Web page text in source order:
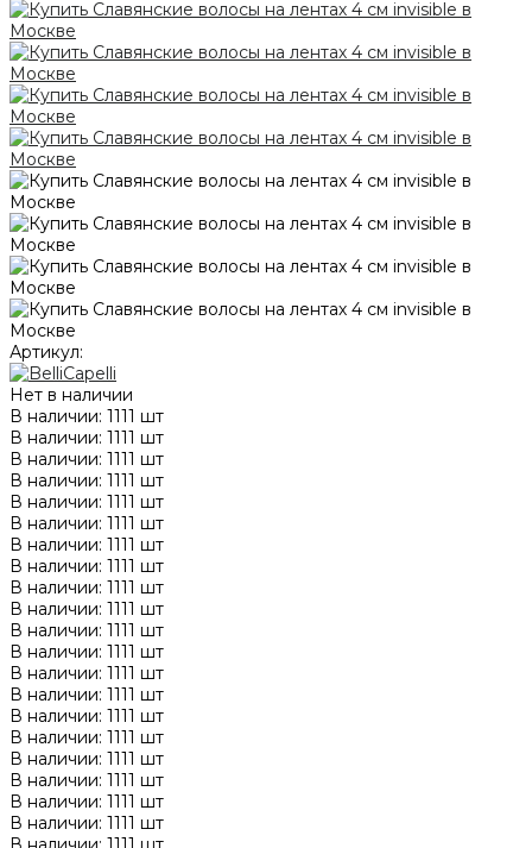
Артикул:
Нет в наличии
В наличии: 1111 шт
В наличии: 1111 шт
В наличии: 1111 шт
В наличии: 1111 шт
В наличии: 1111 шт
В наличии: 1111 шт
В наличии: 1111 шт
В наличии: 1111 шт
В наличии: 1111 шт
В наличии: 1111 шт
В наличии: 1111 шт
В наличии: 1111 шт
В наличии: 1111 шт
В наличии: 1111 шт
В наличии: 1111 шт
В наличии: 1111 шт
В наличии: 1111 шт
В наличии: 1111 шт
В наличии: 1111 шт
В наличии: 1111 шт